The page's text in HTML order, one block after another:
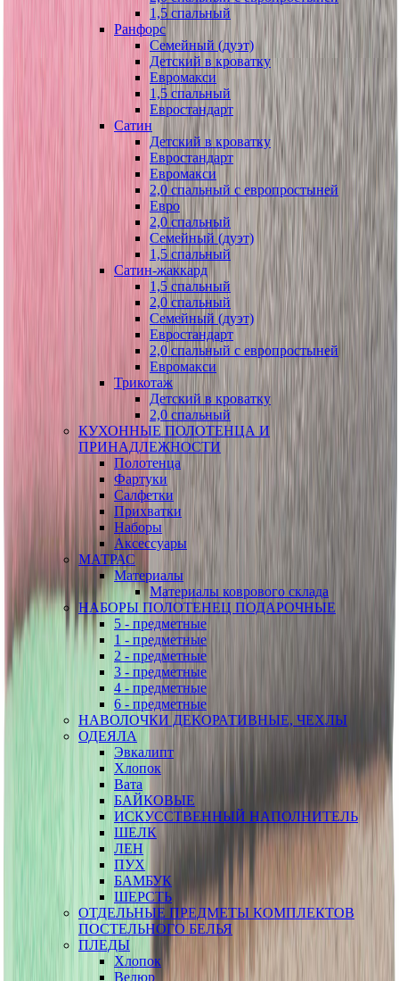
1,5 спальный
Ранфорс
Семейный (дуэт)
Детский в кроватку
Евромакси
1,5 спальный
Евростандарт
Сатин
Детский в кроватку
Евростандарт
Евромакси
2,0 спальный с европростыней
Евро
2,0 спальный
Семейный (дуэт)
1,5 спальный
Сатин-жаккард
1,5 спальный
2,0 спальный
Семейный (дуэт)
Евростандарт
2,0 спальный с европростыней
Евромакси
Трикотаж
Детский в кроватку
2,0 спальный
КУХОННЫЕ ПОЛОТЕНЦА И
ПРИНАДЛЕЖНОСТИ
Полотенца
Фартуки
Салфетки
Прихватки
Наборы
Аксессуары
МАТРАС
Материалы
Материалы коврового склада
НАБОРЫ ПОЛОТЕНЕЦ ПОДАРОЧНЫЕ
5 - предметные
1 - предметные
2 - предметные
3 - предметные
4 - предметные
6 - предметные
НАВОЛОЧКИ ДЕКОРАТИВНЫЕ, ЧЕХЛЫ
ОДЕЯЛА
Эвкалипт
Хлопок
Вата
БАЙКОВЫЕ
ИСКУССТВЕННЫЙ НАПОЛНИТЕЛЬ
ШЕЛК
ЛЕН
ПУХ
БАМБУК
ШЕРСТЬ
ОТДЕЛЬНЫЕ ПРЕДМЕТЫ КОМПЛЕКТОВ
ПОСТЕЛЬНОГО БЕЛЬЯ
ПЛЕДЫ
Хлопок
Велюр